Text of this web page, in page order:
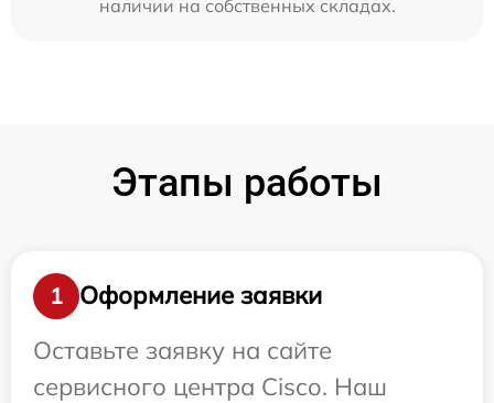
наличии на собственных складах.
Этапы работы
1
Оформление заявки
Оставьте заявку на сайте
сервисного центра Cisco. Наш